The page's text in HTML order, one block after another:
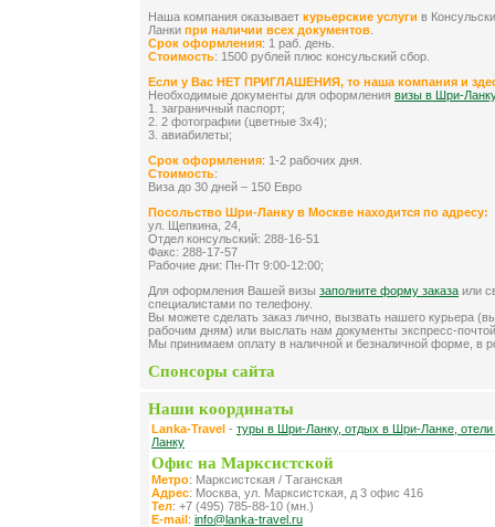
Наша компания оказывает курьерские услуги в
Ланки при наличии всех документов.
Срок оформления: 1 раб. день.
Стоимость: 1500 рублей плюс консульский сбор.
Если у Вас НЕТ ПРИГЛАШЕНИЯ, то наша компания и
Необходимые документы для оформления визы в Шри-
1. заграничный паспорт;
2. 2 фотографии (цветные 3х4);
3. авиабилеты;
Срок оформления: 1-2 рабочих дня.
Стоимость:
Виза до 30 дней – 150 Евро
Посольство Шри-Ланку в Москве находится по адресу:
ул. Щепкина, 24,
Отдел консульский: 288-16-51
Факс: 288-17-57
Рабочие дни: Пн-Пт 9:00-12:00;
Для оформления Вашей визы заполните форму заказа или
специалистами по телефону.
Вы можете сделать заказ лично, вызвать нашего курьера
рабочим дням) или выслать нам документы экспресс-
Мы принимаем оплату в наличной и безналичной форме, в
Спонсоры сайта
Наши координаты
Lanka-Travel - туры в Шри-Ланку, отдых в Шри-Ланке,
Ланку
Офис на Марксистской
Метро: Марксистская / Таганская
Адрес: Москва, ул. Марксистская, д 3 офис 416
Тел: +7 (495) 785-88-10 (мн.)
E-mail: info@lanka-travel.ru